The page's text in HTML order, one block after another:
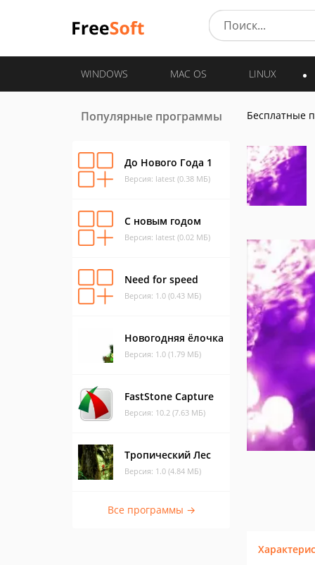
WINDOWS MAC OS LINUX
Популярные программы
До Нового Года 1
Версия: latest (0.38 МБ)
С новым годом
Версия: latest (0.02 МБ)
Need for speed
Версия: 1.0 (0.43 МБ)
Новогодняя ёлочка
Версия: 1.0 (1.79 МБ)
FastStone Capture
Версия: 10.2 (7.63 МБ)
Тропический Лес
Версия: 1.0 (4.84 МБ)
Все программы →
Бесплатные